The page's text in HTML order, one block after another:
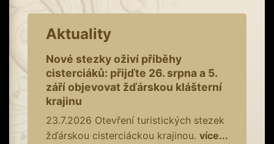
Aktuality
Nové stezky oživí příběhy
cisterciáků: přijďte 26. srpna a 5.
září objevovat žďárskou klášterní
krajinu
23.7.2026 Otevření turistických stezek
žďárskou cisterciáckou krajinou. více...